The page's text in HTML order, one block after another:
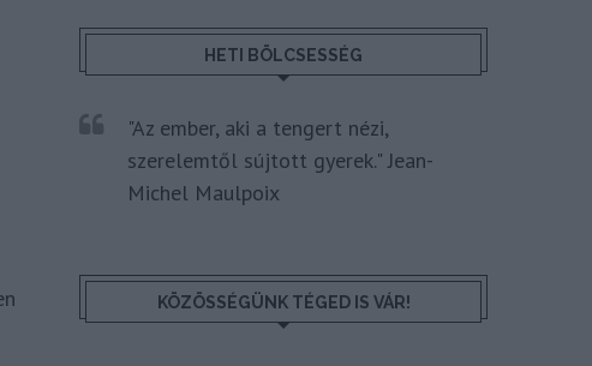
HETI BÖLCSESSÉG
"Az ember, aki a tengert nézi,
szerelemtől sújtott gyerek." Jean-
Michel Maulpoix
KÖZÖSSÉGÜNK TÉGED IS VÁR!